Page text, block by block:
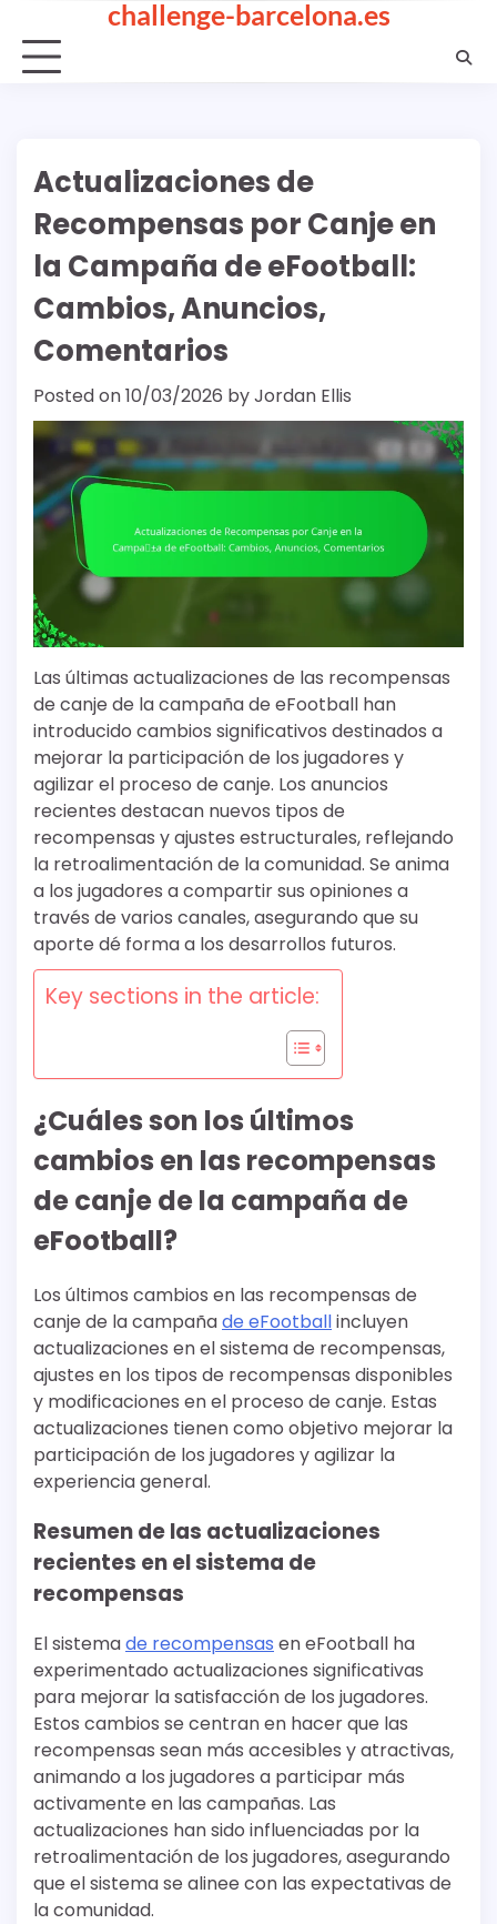
content
challenge-barcelona.es
Actualizaciones de
Recompensas por Canje en
la Campaña de eFootball:
Cambios, Anuncios,
Comentarios
Posted on10/03/2026 byJordan Ellis
Las últimas actualizaciones de las recompensas
de canje de la campaña de eFootball han
introducido cambios significativos destinados a
mejorar la participación de los jugadores y
agilizar el proceso de canje. Los anuncios
recientes destacan nuevos tipos de
recompensas y ajustes estructurales, reflejando
la retroalimentación de la comunidad. Se anima
a los jugadores a compartir sus opiniones a
través de varios canales, asegurando que su
aporte dé forma a los desarrollos futuros.
Key sections in the article:
¿Cuáles son los últimos
cambios en las recompensas
de canje de la campaña de
eFootball?
Los últimos cambios en las recompensas de
canje de la campañade eFootballincluyen
actualizaciones en el sistema de recompensas,
ajustes en los tipos de recompensas disponibles
y modificaciones en el proceso de canje. Estas
actualizaciones tienen como objetivo mejorar la
participación de los jugadores y agilizar la
experiencia general.
Resumen de las actualizaciones
recientes en el sistema de
recompensas
El sistemade recompensas en eFootball ha
experimentado actualizaciones significativas
para mejorar la satisfacción de los jugadores.
Estos cambios se centran en hacer que las
recompensas sean más accesibles y atractivas,
animando a los jugadores a participar más
activamente en las campañas. Las
actualizaciones han sido influenciadas por la
retroalimentación de los jugadores, asegurando
que el sistema se alinee con las expectativas de
la comunidad.